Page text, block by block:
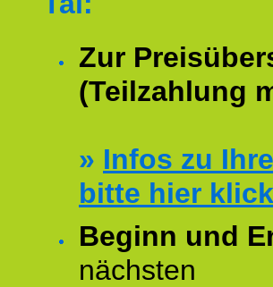
Zur
(Teilzahlung
» Infos zu
bitte hier
Beginn und
nächsten